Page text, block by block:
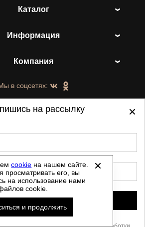
Каталог
Информация
Компания
в соцсетях:
- ShoesTown.ru - все права
защищены.
является интернет магазином и
публичной офертой.
персональных данных
-
Скачать прайс
cookie на нашем сайте.
просматривать его, вы
на использование нами
cookie.
и продолжить
на рассылку